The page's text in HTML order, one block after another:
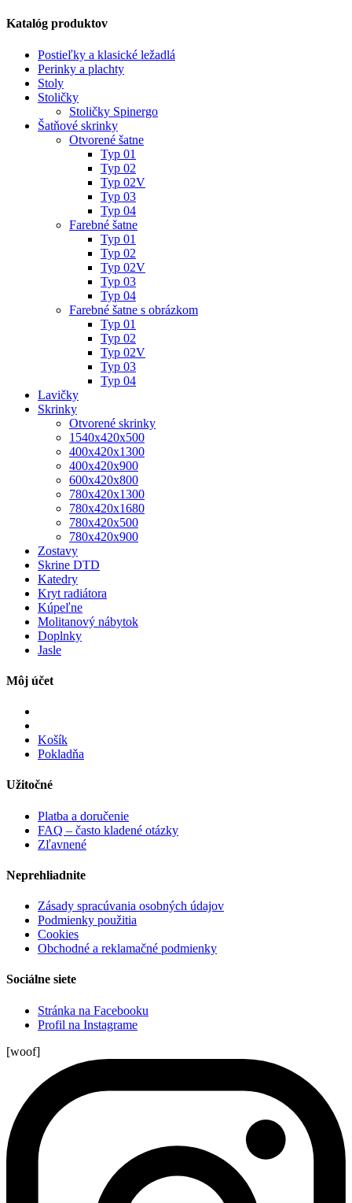
Katalóg produktov
Postieľky a klasické ležadlá
Perinky a plachty
Stoly
Stoličky
Stoličky Spinergo
Šatňové skrinky
Otvorené šatne
Typ 01
Typ 02
Typ 02V
Typ 03
Typ 04
Farebné šatne
Typ 01
Typ 02
Typ 02V
Typ 03
Typ 04
Farebné šatne s obrázkom
Typ 01
Typ 02
Typ 02V
Typ 03
Typ 04
Lavičky
Skrinky
Otvorené skrinky
1540x420x500
400x420x1300
400x420x900
600x420x800
780x420x1300
780x420x1680
780x420x500
780x420x900
Zostavy
Skrine DTD
Katedry
Kryt radiátora
Kúpeľne
Molitanový nábytok
Doplnky
Jasle
Môj účet
Košík
Pokladňa
Užitočné
Platba a doručenie
FAQ – často kladené otázky
Zľavnené
Neprehliadnite
Zásady spracúvania osobných údajov
Podmienky použitia
Cookies
Obchodné a reklamačné podmienky
Sociálne siete
Stránka na Facebooku
Profil na Instagrame
[woof]